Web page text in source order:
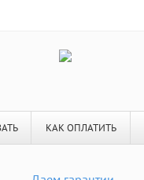
КАК ОПЛАТИТЬ